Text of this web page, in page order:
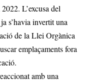
L’excusa del
s’havia invertit una
de la Llei Orgànica
emplaçaments fora
amb una